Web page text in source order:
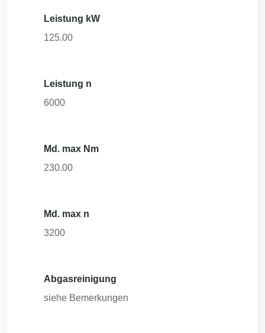
Leistung kW
125.00
Leistung n
6000
Md. max Nm
230.00
Md. max n
3200
Abgasreinigung
siehe Bemerkungen